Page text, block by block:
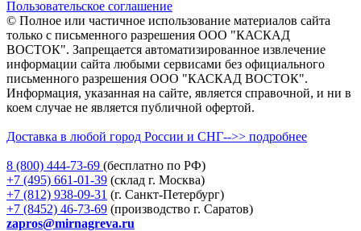
Пользовательское соглашение
© Полное или частичное использование материалов сайта
только с письменного разрешения ООО "КАСКАД
ВОСТОК". Запрещается автоматизированное извлечение
информации сайта любыми сервисами без официального
письменного разрешения ООО "КАСКАД ВОСТОК".
Информация, указанная на сайте, является справочной, и ни в
коем случае не является публичной офертой.
Доставка в любой город России и СНГ-->> подробнее
8 (800) 444-73-69 (бесплатно по РФ)
+7 (495) 661-01-39 (склад г. Москва)
+7 (812) 938-09-31 (г. Санкт-Петербург)
+7 (8452) 46-73-69 (производство г. Саратов)
zapros@mirnagreva.ru